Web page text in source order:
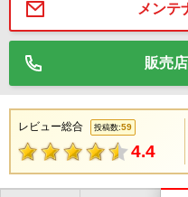
メンテ
販売
レビュー総合 投稿数:59
4.4